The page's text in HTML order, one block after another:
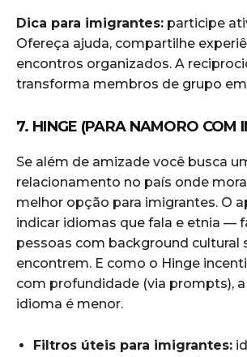
Dica para imigrantes: participe
Ofereça ajuda, compartilhe
encontros organizados. A
transforma membros de grupo
7. HINGE (PARA NAMORO COM
Se além de amizade você busca
relacionamento no país onde
melhor opção para imigrantes. O
indicar idiomas que fala e etnia —
pessoas com background cultural
encontrem. E como o Hinge
com profundidade (via prompts),
idioma é menor.
Filtros úteis para imigrantes: